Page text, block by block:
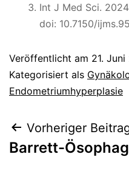
Int J Med Sci.
doi: 10.7150/
Veröffentlicht am 21.
Kategorisiert als
Endometriumhyperplasie
Vorheriger
Barrett-